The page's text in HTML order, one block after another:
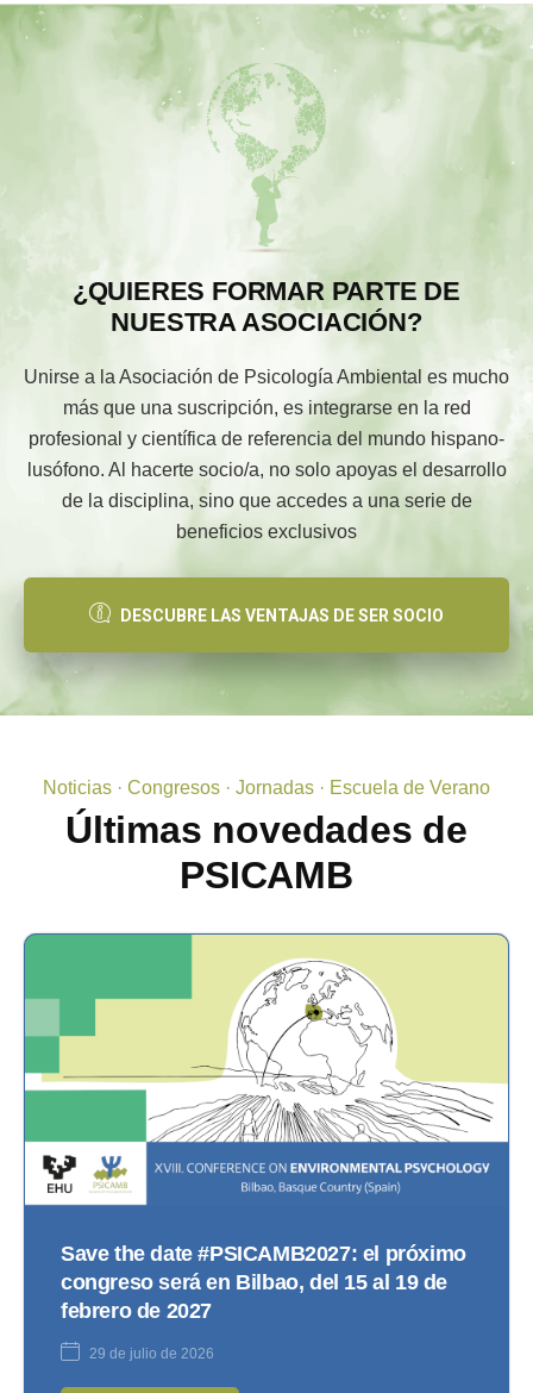
¿QUIERES FORMAR PARTE DE
NUESTRA ASOCIACIÓN?
Unirse a la Asociación de Psicología Ambiental es mucho
más que una suscripción, es integrarse en la red
profesional y científica de referencia del mundo hispano-
lusófono. Al hacerte socio/a, no solo apoyas el desarrollo
de la disciplina, sino que accedes a una serie de
beneficios exclusivos
DESCUBRE LAS VENTAJAS DE SER SOCIO
Noticias · Congresos · Jornadas · Escuela de Verano
Últimas novedades de
PSICAMB
Save the date #PSICAMB2027: el próximo
congreso será en Bilbao, del 15 al 19 de
febrero de 2027
29 de julio de 2026